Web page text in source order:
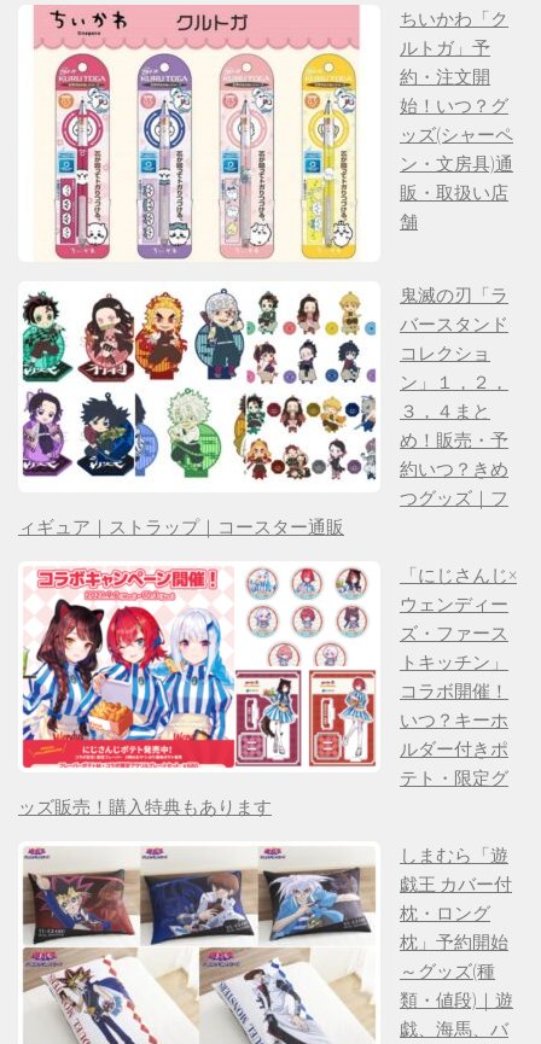
ちいかわ「ク
ルトガ」予
約・注文開
始！いつ？グ
ッズ(シャーペ
ン・文房具)通
販・取扱い店
舗
鬼滅の刃「ラ
バースタンド
コレクショ
ン」１，２，
３，４まと
め！販売・予
約いつ？きめ
つグッズ｜フ
ィギュア｜ストラップ｜コースター通販
「にじさんじ×
ウェンディー
ズ・ファース
トキッチン」
コラボ開催！
いつ？キーホ
ルダー付きポ
テト・限定グ
ッズ販売！購入特典もあります
しまむら「遊
戯王 カバー付
枕・ロング
枕」予約開始
～グッズ(種
類・値段)｜遊
戯、海馬、バ